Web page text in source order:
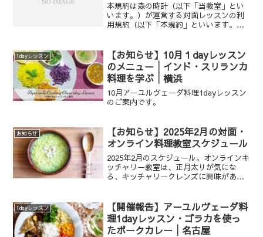
本規約は森の時計（以下「当教室」とい
います。）が運営する対面レッスンの利
用規約（以下「本規約」といいます。）
こととみなさせていただきます。
1dayレッスン
【お知らせ】10月１dayレッスン
のメニュー│インド・スリランカ
料理を学ぶ│横浜
10月アーユルヴェーダ料理1dayレッスン
のご案内です。
お知らせ
【お知らせ】2025年2月の対面・
オンライン料理教室スケジュール
2025年2月のスケジュール。オンラインキ
ッチャリー教室は、正月太りが気にな
る、キッチャリークレンズに興味がある
を抑える」アーユルヴェーダ講義＆料理
教室します。LINE登録者限定無料講座
「夢を叶える計画術」も開催します☆
1dayレッスン
【開催報告】アーユルヴェーダ料
理1dayレッスン・ゴラカを使っ
たポークカレー│名古屋